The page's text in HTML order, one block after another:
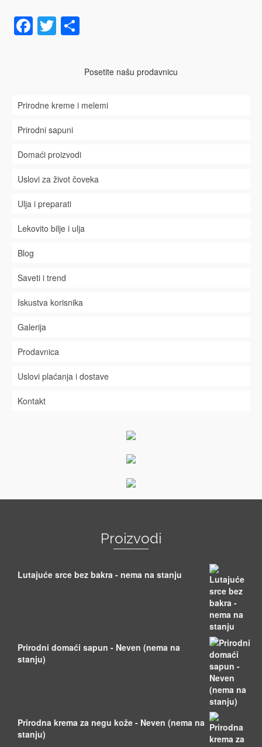
Facebook
Twitter
Posetite našu prodavnicu
Prirodne kreme i melemi
Prirodni sapuni
Domaći proizvodi
Uslovi za život čoveka
Ulja i preparati
Lekovito bilje i ulja
Blog
Saveti i trend
Iskustva korisnika
Galerija
Prodavnica
Uslovi plaćanja i dostave
Kontakt
Proizvodi
Lutajuće srce bez bakra - nema na stanju
Prirodni domaći sapun - Neven (nema na
stanju)
Prirodna krema za negu kože - Neven (nema na
stanju)